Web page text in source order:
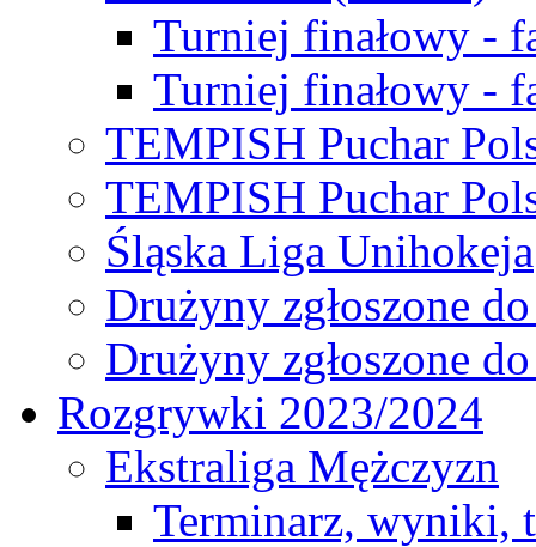
Turniej finałowy -
Turniej finałowy -
TEMPISH Puchar
TEMPISH Puchar
Śląska Liga Unihokeja
Drużyny zgłoszone
Drużyny zgłoszone
Rozgrywki 2023/2024
Ekstraliga Mężczyzn
Terminarz, wyniki,